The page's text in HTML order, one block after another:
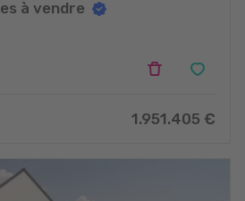
à vendre
1.951.405 €